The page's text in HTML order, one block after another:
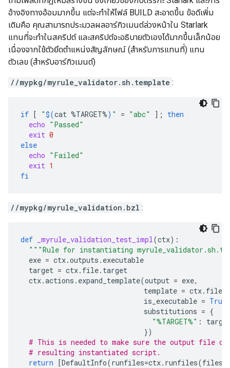
อ้างอิงทางอ้อมมากขึ้น แต่จะทำให้ไฟล์ BUILD สะอาดขึ้น ข้อดีเพิ่ม
เติมคือ คุณสามารถประมวลผลอาร์กิวเมนต์ล่วงหน้าใน Starlark
แทนที่จะทำในสคริปต์ และสคริปต์จะอธิบายตัวเองได้มากขึ้นเล็กน้อย
เนื่องจากใช้ตัวยึดตำแหน่งสัญลักษณ์ (สำหรับการแทนที่) แทน
ตัวเลข (สำหรับอาร์กิวเมนต์)
//mypkg/myrule_validator.sh.template :
if [ "$(cat %TARGET%) " = "abc" ] ;
then
echo "Passed"
exit 0
else
echo "Failed"
exit 1
fi
//mypkg/myrule_validation.bzl :
def _myrule_validation_test_impl(ctx):
"""Rule for instantiating
exe = ctx.outputs . executable
target = ctx. file. target
ctx.actions . expand_template(output = exe,
template = ctx. file
is_executable = True
substitutions = {
"%TARGET%" :
})
# This is needed to make sure the output file
# resulting instantiated script.
return [DefaultInfo(runfiles=ctx. runfiles(files